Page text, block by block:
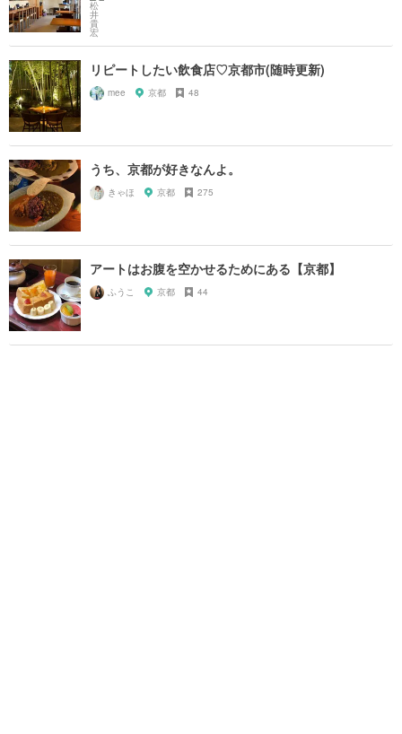
リピートしたい飲食店♡京都市(随時更新)
mee 京都 48
うち、京都が好きなんよ。
きゃほ 京都 275
アートはお腹を空かせるためにある【京都】
ふうこ 京都 44